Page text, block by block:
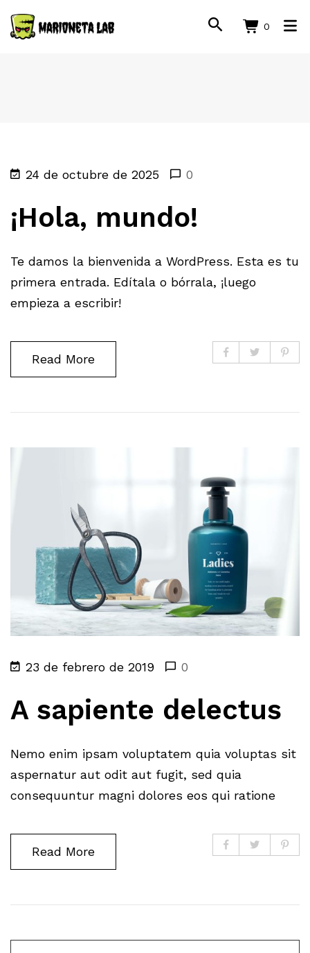
0
24 de octubre de 2025 0
¡Hola, mundo!
Te damos la bienvenida a WordPress. Esta es tu
primera entrada. Edítala o bórrala, ¡luego
empieza a escribir!
Read More
23 de febrero de 2019 0
A sapiente delectus
Nemo enim ipsam voluptatem quia voluptas sit
aspernatur aut odit aut fugit, sed quia
consequuntur magni dolores eos qui ratione
Read More